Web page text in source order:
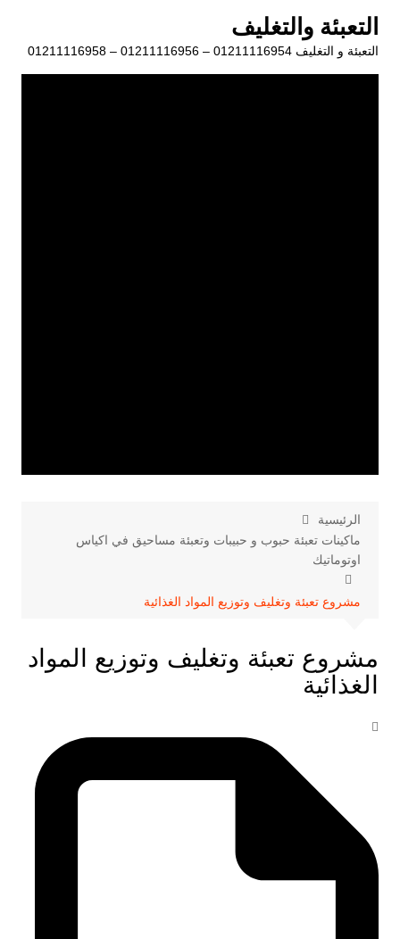
المحتوى
التعبئة والتغليف
التعبئة و التغليف 01211116954 – 01211116956 – 01211116958
الرئيسية
ماكينات تعبئة حبوب و حبيبات وتعبئة مساحيق في اكياس
اوتوماتيك
مشروع تعبئة وتغليف وتوزيع المواد الغذائية
مشروع تعبئة وتغليف وتوزيع المواد
الغذائية